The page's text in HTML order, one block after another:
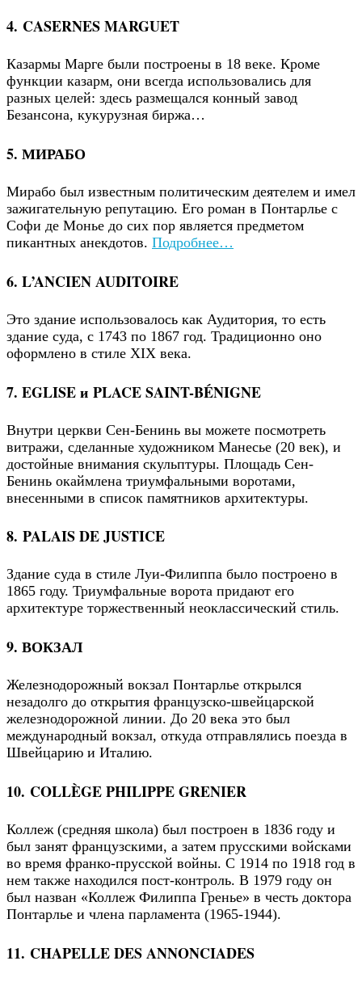
4. CASERNES MARGUET
Казармы Марге были построены в 18 веке. Кроме
функции казарм, они всегда использовались для
разных целей: здесь размещался конный завод
Безансона, кукурузная биржа…
5. МИРАБО
Мирабо был известным политическим деятелем и имел
зажигательную репутацию. Его роман в Понтарлье с
Софи де Монье до сих пор является предметом
пикантных анекдотов. Подробнее…
6. L’ANCIEN AUDITOIRE
Это здание использовалось как Аудитория, то есть
здание суда, с 1743 по 1867 год. Традиционно оно
оформлено в стиле XIX века.
7. EGLISE и PLACE SAINT-BÉNIGNE
Внутри церкви Сен-Бенинь вы можете посмотреть
витражи, сделанные художником Манесье (20 век), и
достойные внимания скульптуры. Площадь Сен-
Бенинь окаймлена триумфальными воротами,
внесенными в список памятников архитектуры.
8. PALAIS DE JUSTICE
Здание суда в стиле Луи-Филиппа было построено в
1865 году. Триумфальные ворота придают его
архитектуре торжественный неоклассический стиль.
9. ВОКЗАЛ
Железнодорожный вокзал Понтарлье открылся
незадолго до открытия французско-швейцарской
железнодорожной линии. До 20 века это был
международный вокзал, откуда отправлялись поезда в
Швейцарию и Италию.
10. COLLÈGE PHILIPPE GRENIER
Коллеж (средняя школа) был построен в 1836 году и
был занят французскими, а затем прусскими войсками
во время франко-прусской войны. С 1914 по 1918 год в
нем также находился пост-контроль. В 1979 году он
был назван «Коллеж Филиппа Гренье» в честь доктора
Понтарлье и члена парламента (1965-1944).
11. CHAPELLE DES ANNONCIADES